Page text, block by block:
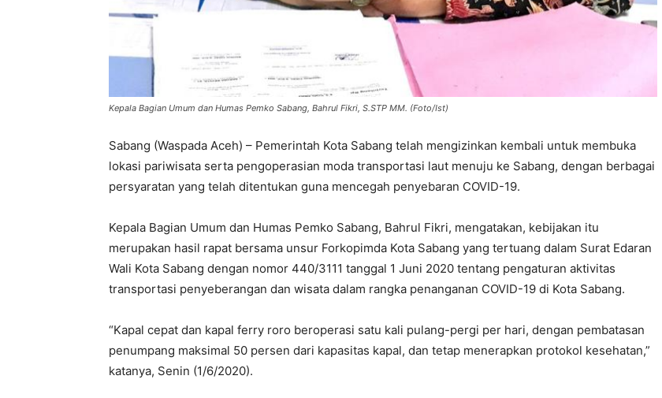
Kepala Bagian Umum dan Humas Pemko Sabang, Bahrul Fikri, S.STP MM. (Foto/Ist)
Sabang (Waspada Aceh) – Pemerintah Kota Sabang telah mengizinkan kembali untuk membuka
lokasi pariwisata serta pengoperasian moda transportasi laut menuju ke Sabang, dengan berbagai
persyaratan yang telah ditentukan guna mencegah penyebaran COVID-19.
Kepala Bagian Umum dan Humas Pemko Sabang, Bahrul Fikri, mengatakan, kebijakan itu
merupakan hasil rapat bersama unsur Forkopimda Kota Sabang yang tertuang dalam Surat Edaran
Wali Kota Sabang dengan nomor 440/3111 tanggal 1 Juni 2020 tentang pengaturan aktivitas
transportasi penyeberangan dan wisata dalam rangka penanganan COVID-19 di Kota Sabang.
“Kapal cepat dan kapal ferry roro beroperasi satu kali pulang-pergi per hari, dengan pembatasan
penumpang maksimal 50 persen dari kapasitas kapal, dan tetap menerapkan protokol kesehatan,”
katanya, Senin (1/6/2020).